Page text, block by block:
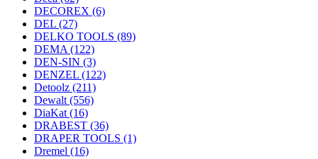
DECOREX (6)
DEL (27)
DELKO TOOLS (89)
DEMA (122)
DEN-SIN (3)
DENZEL (122)
Detoolz (211)
Dewalt (556)
DiaKat (16)
DRABEST (36)
DRAPER TOOLS (1)
Dremel (16)